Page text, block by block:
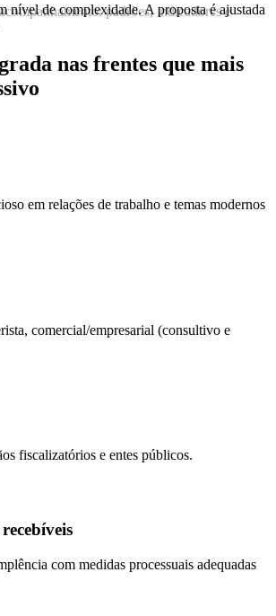
padrões, indicadores e
nível de complexidade. A proposta é ajustada
nas frentes que mais
em relações de trabalho e temas modernos
comercial/empresarial (consultivo e
fiscalizatórios e entes públicos.
com medidas processuais adequadas